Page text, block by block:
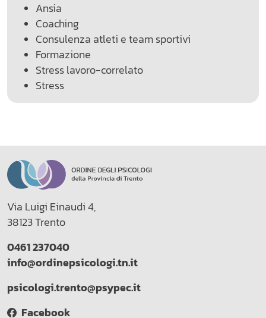
Ansia
Coaching
Consulenza atleti e team sportivi
Formazione
Stress lavoro-correlato
Stress
Via Luigi Einaudi 4,
38123 Trento
0461 237040
info@ordinepsicologi.tn.it
psicologi.trento@psypec.it
Facebook